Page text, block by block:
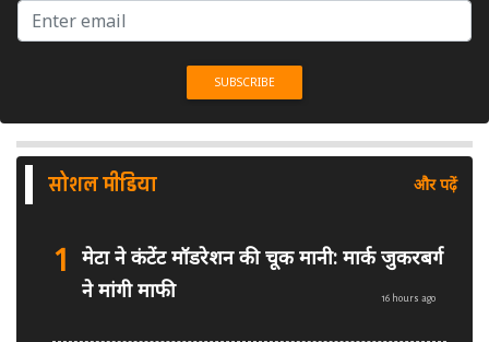
सोशल मीडिया और पढ़ें
1
मेटा ने कंटेंट मॉडरेशन की चूक मानी: मार्क जुकरबर्ग
ने मांगी माफी
16 hours ago